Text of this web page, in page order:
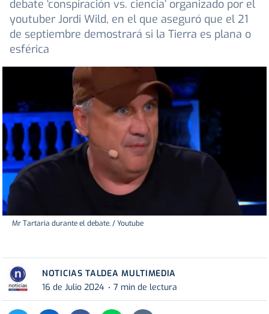
debate ‘conspiración vs. ciencia’ organizado por el
youtuber Jordi Wild, en el que aseguró que el 21
de septiembre demostrará si la Tierra es plana o
esférica
Mr Tartaria durante el debate. / Youtube
NOTICIAS TALDEA MULTIMEDIA
16 de Julio 2024
7 min de lectura